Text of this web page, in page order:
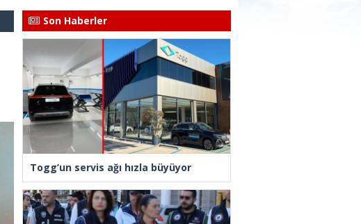
Son Haberler
Togg’un servis ağı hızla büyüyor